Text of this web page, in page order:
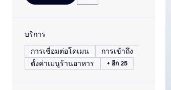
บริการ
การเชื่อมต่อโดเมน
การเข้าถึง
ตั้งค่าเมนูร้านอาหาร
+ อีก 25